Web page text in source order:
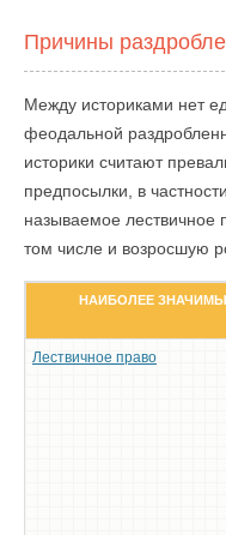
Причины
Между историками нет
феодальной
историки считают
предпосылки, в
называемое лествичное
том числе и возросшую
НАИБОЛЕЕ
Лествичное право